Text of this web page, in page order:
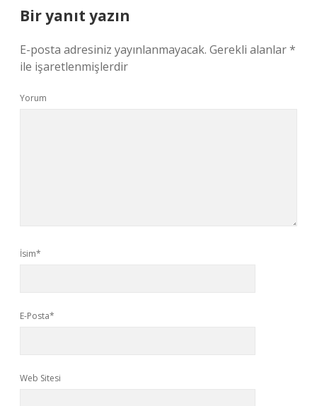
Bir yanıt yazın
E-posta adresiniz yayınlanmayacak. Gerekli alanlar*
ile işaretlenmişlerdir
Yorum
İsim*
E-Posta*
Web Sitesi